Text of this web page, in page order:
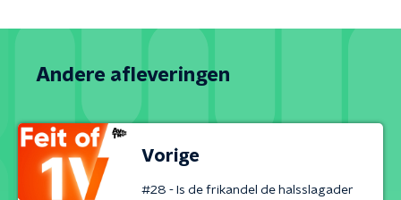
Andere afleveringen
Vorige
#28 - Is de frikandel de halsslagader